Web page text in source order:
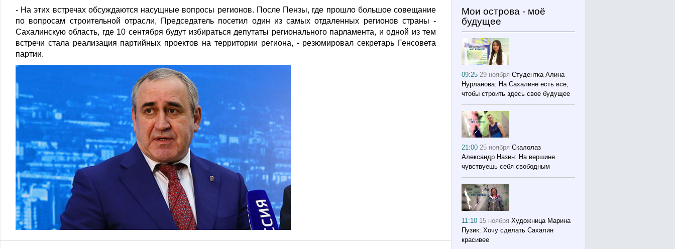
- На этих встречах обсуждаются насущные вопросы регионов. После Пензы, где прошло большое совещание
по вопросам строительной отрасли, Председатель посетил один из самых отдаленных регионов страны -
Сахалинскую область, где 10 сентября будут избираться депутаты регионального парламента, и одной из тем
встречи стала реализация партийных проектов на территории региона, - резюмировал секретарь Генсовета
партии.
Мои острова - моё
будущее
09:2529 ноября Студентка Алина
Нурланова: На Сахалине есть все,
чтобы строить здесь свое будущее
21:0025 ноября Скалолаз
Александр Назин: На вершине
чувствуешь себя свободным
11:10 15 ноября Художница Марина
Пузик: Хочу сделать Сахалин
красивее